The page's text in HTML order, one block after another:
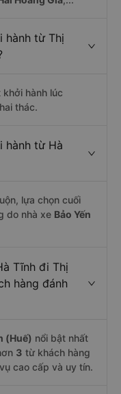
hành từ Thị
khởi hành lúc
thác.
hành từ Hà
lựa chọn cuối
do nhà xe Bảo Yến
Tĩnh đi Thị
hàng đánh
(Huế) nổi bật nhất
3 từ khách hàng
cao cấp và uy tín.